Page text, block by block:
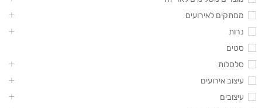
ממתקים לאירועים
נרות
סטים
סלסלות
עיצוב אירועים
עיצובים